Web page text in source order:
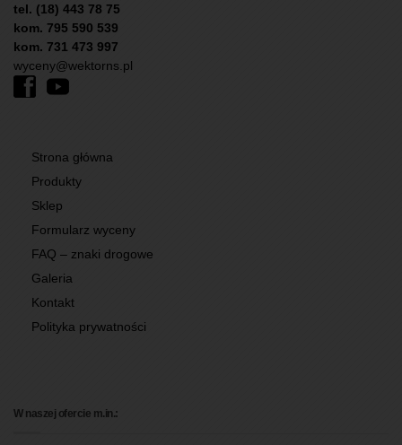
tel. (18) 443 78 75
kom. 795 590 539
kom. 731 473 997
wyceny@wektorns.pl
Strona główna
Produkty
Sklep
Formularz wyceny
FAQ – znaki drogowe
Galeria
Kontakt
Polityka prywatności
W naszej ofercie m.in.: